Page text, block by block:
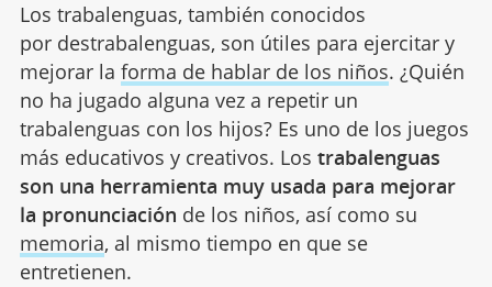
Los trabalenguas, también conocidos
por destrabalenguas, son útiles para ejercitar y
mejorar la forma de hablar de los niños. ¿Quién
no ha jugado alguna vez a repetir un
trabalenguas con los hijos? Es uno de los juegos
más educativos y creativos. Los trabalenguas
son una herramienta muy usada para mejorar
la pronunciación de los niños, así como su
memoria, al mismo tiempo en que se
entretienen.